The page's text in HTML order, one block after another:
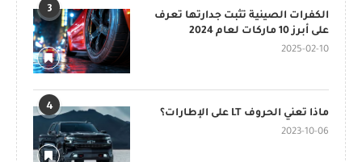
3
الكفرات الصينية تثبت جدارتها تعرف
على أبرز 10 ماركات لعام 2024
2025-02-10
4
ماذا تعني الحروف LT على الإطارات؟
2023-10-06